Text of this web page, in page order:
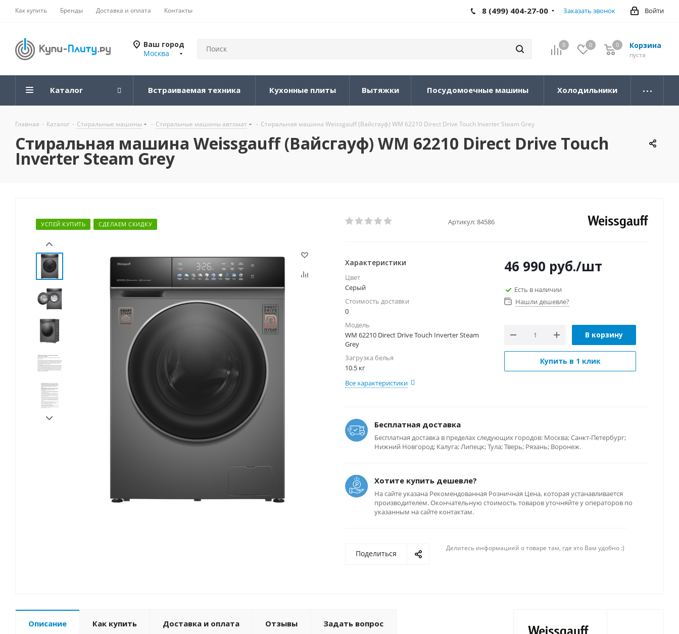
Как купить Бренды Доставка и оплата Контакты Войти
8 (499) 404-27-00 Заказать звонок
Ваш город
Москва
0 0 Корзина
0
пуста
0
Каталог Встраиваемая техника Кухонные плиты Вытяжки Посудомоечные машины Холодильники
Главная - Каталог - Стиральные машины - Стиральные машины автомат - Стиральная машина Weissgauff (Вайсгауф) WM 62210 Direct Drive Touch Inverter Steam Grey
Стиральная машина Weissgauff (Вайсгауф) WM 62210 Direct Drive Touch
Inverter Steam Grey
УСПЕЙ КУПИТЬ СДЕЛАЕМ СКИДКУ Артикул:84586
Характеристики
Цвет
Серый
Стоимость доставки
0
Модель
WM 62210 Direct Drive Touch Inverter Steam
Grey
Загрузка белья
10.5 кг
Все характеристики
46 990 руб./шт
Есть в наличии
Нашли дешевле?
В корзину
Купить в 1 клик
Бесплатная доставка
Бесплатная доставка в пределах следующих городов: Москва; Санкт-Петербург;
Нижний Новгород; Калуга; Липецк; Тула; Тверь; Рязань; Воронеж.
Хотите купить дешевле?
На сайте указана Рекомендованная Розничная Цена, которая устанавливается
производителем. Окончательную стоимость товаров уточняйте у операторов по
указанным на сайте контактам.
Поделиться
Делитесь информацией о товаре там, где это Вам удобно :)
Описание Как купить Доставка и оплата Отзывы Задать вопрос